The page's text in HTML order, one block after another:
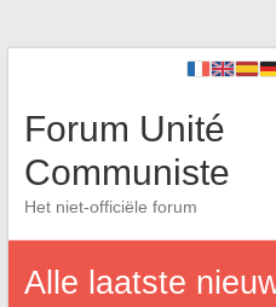
Forum Unité
Communiste
Het niet-officiële forum
Alle laatste